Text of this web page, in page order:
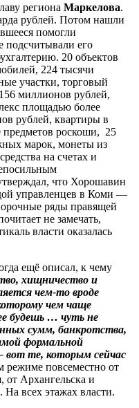
региона Маркелова.
рублей. Потом нашли
помогли
подсчитывали его
20 объектов
224 тысячи
участки, торговый
миллионов рублей,
площадью более
рублей, квартиры в
роскоши, 25
марок, монеты из
на счетах и
что Хорошавин
управленцев в Коми —
ряды правящей
не замечать,
власти оказалась
ещё описал, к чему
хищничество и
чем-то вроде
чем чаще
будешь … чуть не
сумм, банкротства,
формальной
вот те, которым сейчас
режиме повсеместно от
Архангельска и
всех этажах власти.